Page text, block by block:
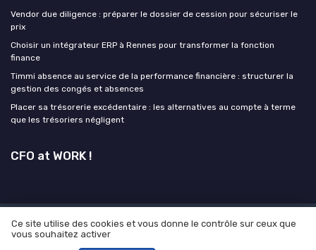
Vendor due diligence : préparer le dossier de cession pour sécuriser le
prix
Choisir un intégrateur ERP à Rennes pour transformer la fonction
finance
Timmi absence au service de la performance financière : structurer la
gestion des congés et absences
Placer sa trésorerie excédentaire : les alternatives au compte à terme
que les trésoriers négligent
CFO at WORK !
Mentions légales Politique de confidentialité
Grande
enquête 2025 sur l' IA et les directions financières
Ce site utilise des cookies et vous donne le contrôle sur ceux que
vous souhaitez activer